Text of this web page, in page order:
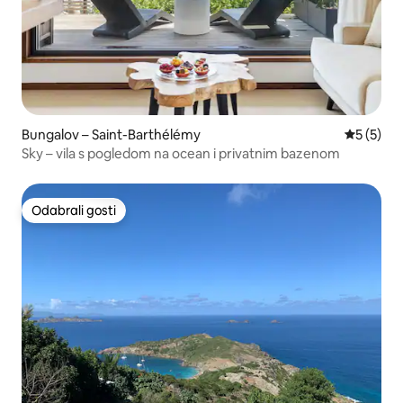
Bungalov – Saint-Barthélémy
5 (5)
Sky – vila s pogledom na ocean i privatnim bazenom
Odabrali gosti
Odabrali gosti